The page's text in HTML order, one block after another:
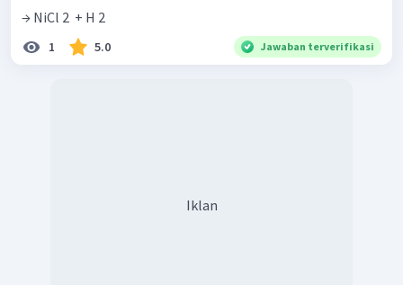
→ NiCl 2 ​ + H 2 ​
1 5.0 Jawaban terverifikasi
Iklan